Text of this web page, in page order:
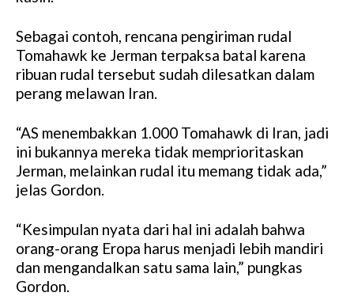
Sebagai contoh, rencana pengiriman rudal
Tomahawk ke Jerman terpaksa batal karena
ribuan rudal tersebut sudah dilesatkan dalam
perang melawan Iran.
“AS menembakkan 1.000 Tomahawk di Iran, jadi
ini bukannya mereka tidak memprioritaskan
Jerman, melainkan rudal itu memang tidak ada,”
jelas Gordon.
“Kesimpulan nyata dari hal ini adalah bahwa
orang-orang Eropa harus menjadi lebih mandiri
dan mengandalkan satu sama lain,” pungkas
Gordon.